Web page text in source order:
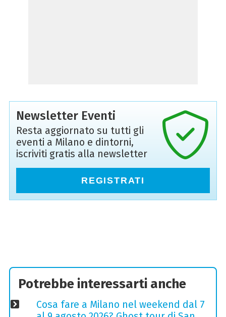
Newsletter Eventi
Resta aggiornato su tutti gli
eventi a Milano e dintorni,
iscriviti gratis alla newsletter
REGISTRATI
Potrebbe interessarti anche
Cosa fare a Milano nel weekend dal 7